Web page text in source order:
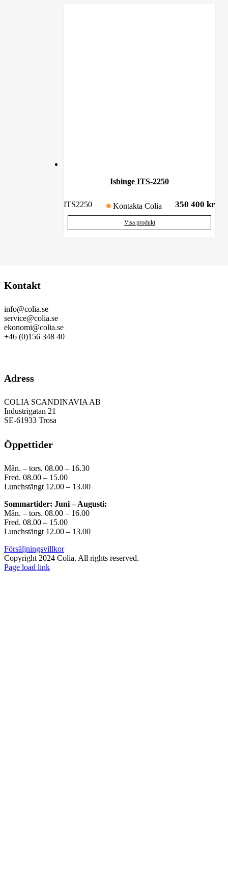
Isbinge ITS-2250
ITS2250 Kontakta Colia 350 400 kr
Visa produkt
Kontakt
info@colia.se
service@colia.se
ekonomi@colia.se
+46 (0)156 348 40
Adress
COLIA SCANDINAVIA AB
Industrigatan 21
SE-61933 Trosa
Öppettider
Mån. – tors. 08.00 – 16.30
Fred. 08.00 – 15.00
Lunchstängt 12.00 – 13.00
Sommartider: Juni – Augusti:
Mån. – tors. 08.00 – 16.00
Fred. 08.00 – 15.00
Lunchstängt 12.00 – 13.00
Försäljningsvillkor
Copyright 2024 Colia. All rights reserved.
Page load link